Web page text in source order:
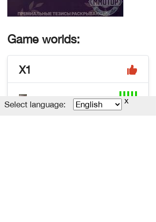
Game worlds:
X1
Select language: x